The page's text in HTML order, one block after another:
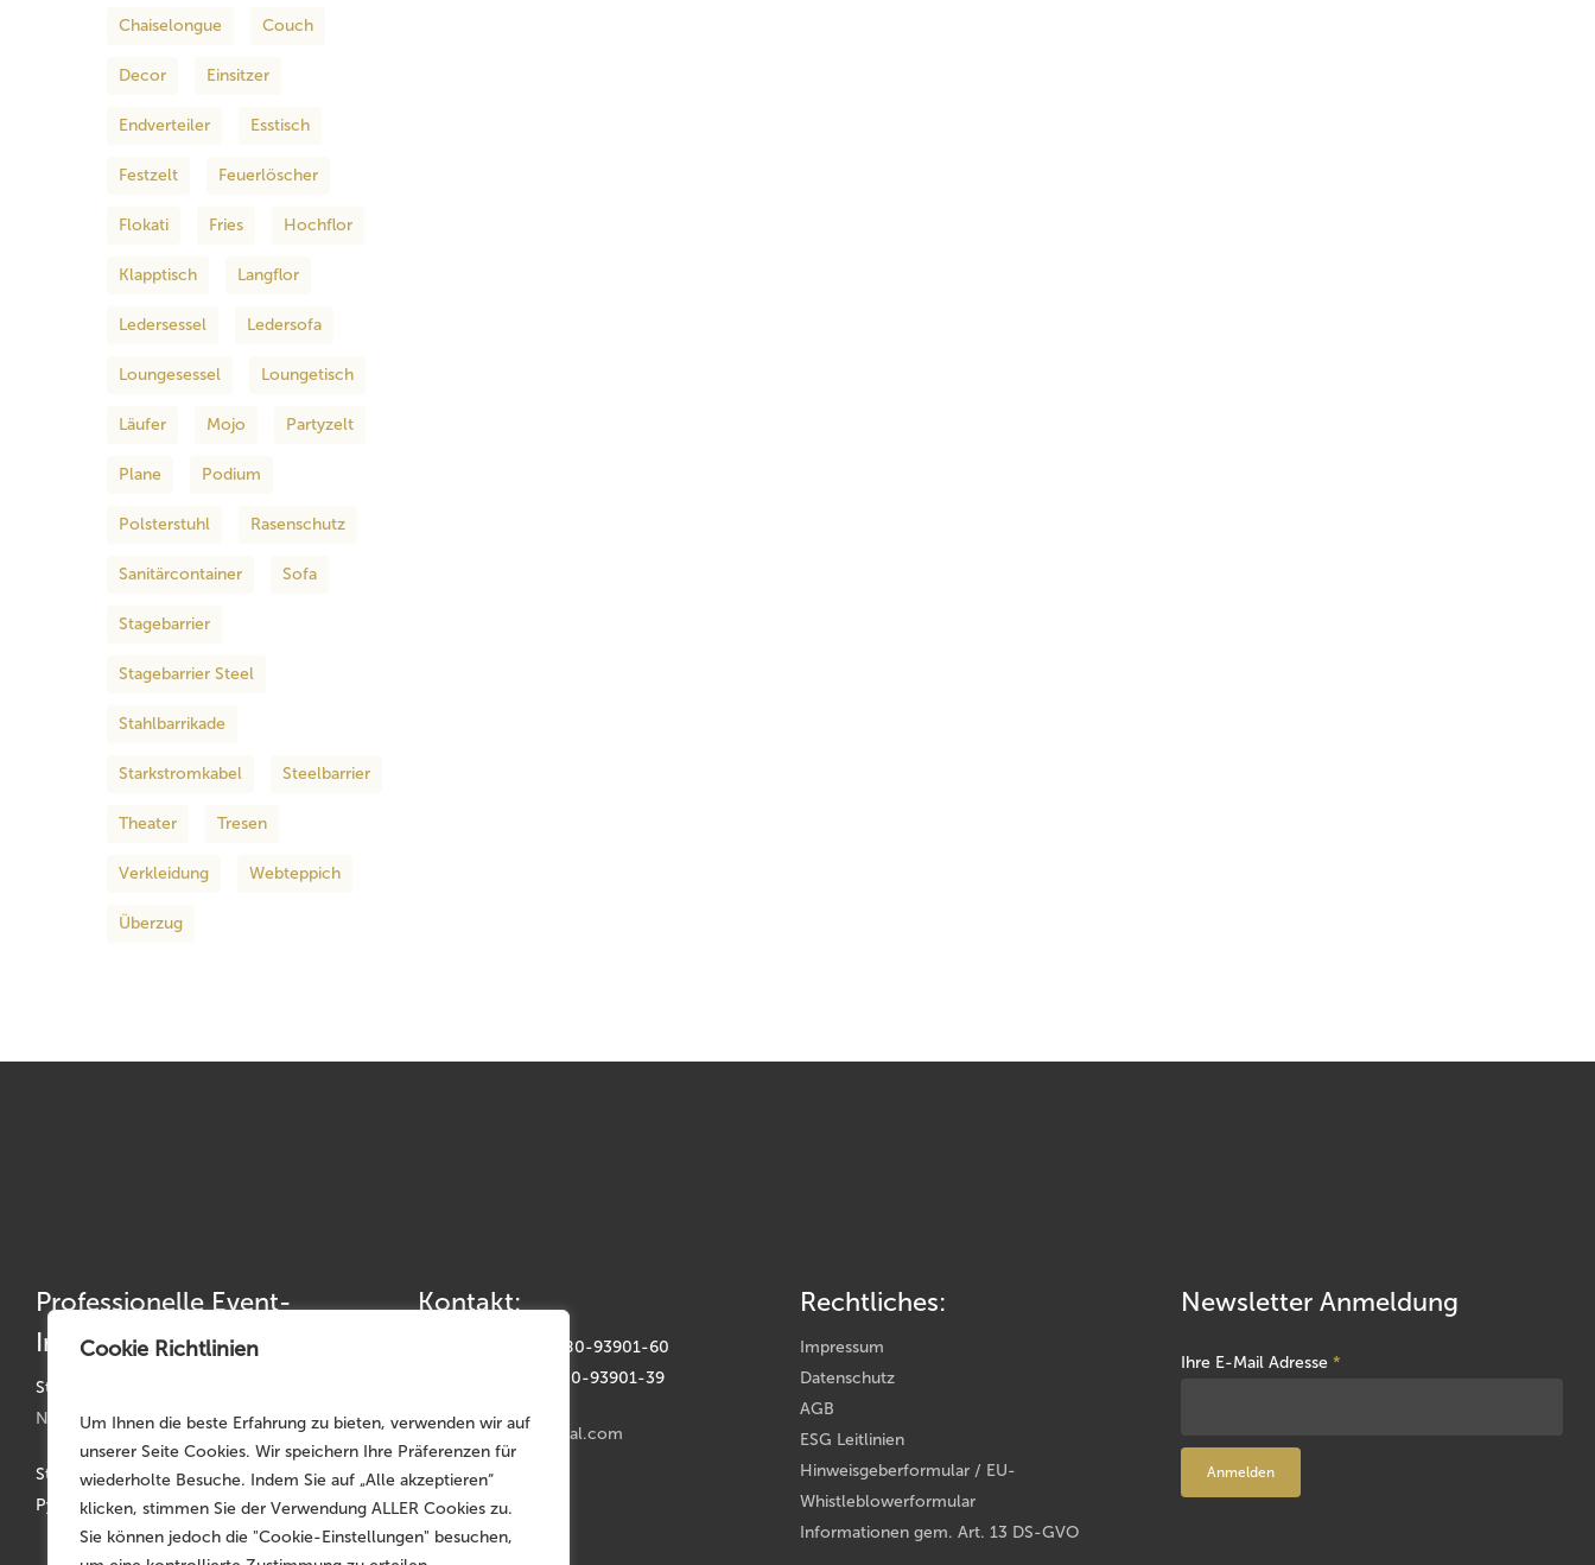
Cookie Richtlinien
Um Ihnen die beste Erfahrung zu bieten, verwenden wir auf
unserer Seite Cookies. Wir speichern Ihre Präferenzen für
wiederholte Besuche. Indem Sie auf „Alle akzeptieren“
klicken, stimmen Sie der Verwendung ALLER Cookies zu.
Sie können jedoch die "Cookie-Einstellungen" besuchen,
Chaiselongue Couch
Decor Einsitzer
Endverteiler Esstisch
Festzelt Feuerlöscher
Flokati Fries Hochflor
Klapptisch Langflor
Ledersessel Ledersofa
Loungesessel Loungetisch
Läufer Mojo Partyzelt
Plane Podium
Polsterstuhl Rasenschutz
Sanitärcontainer Sofa
Stagebarrier
Stagebarrier Steel
Stahlbarrikade
Starkstromkabel Steelbarrier
Theater Tresen
Verkleidung Webteppich
Überzug
Professionelle Event-
Infrastruktur
Standorte:
Nürnberg | München | Köln | Hannover
Stammsitz: Faber-Castell-Str. 11-20, D-90602
Pyrbaum
Kontakt:
Telefon: +49 (0) 9180-93901-60
Telefax: +49 (0) 9180-93901-39
germany@mojorental.com
Rechtliches:
Impressum
Datenschutz
AGB
ESG Leitlinien
Hinweisgeberformular / EU-
Whistleblowerformular
Informationen gem. Art. 13 DS-GVO
Newsletter Anmeldung
Ihre E-Mail Adresse*